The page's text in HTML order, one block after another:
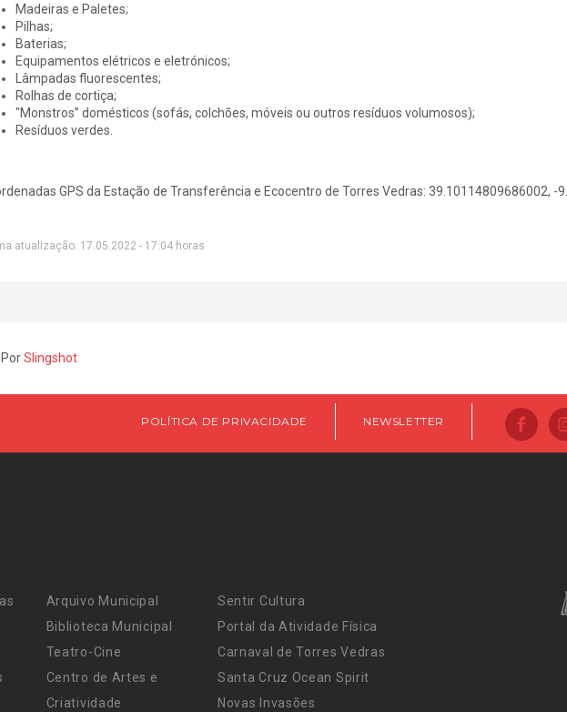
Madeiras e Paletes;
Pilhas;
Baterias;
Equipamentos elétricos e eletrónicos;
Lâmpadas fluorescentes;
Rolhas de cortiça;
"Monstros” domésticos (sofás, colchões, móveis ou outros resíduos volumosos);
Resíduos verdes.
GPS da Estação de Transferência e Ecocentro de Torres Vedras: 39.10114809686002, -
atualização: 17.05.2022 - 17:04 horas
Slingshot
POLÍTICA DE PRIVACIDADE NEWSLETTER
Arquivo Municipal
Biblioteca Municipal
Teatro-Cine
Centro de Artes e
Criatividade
Sentir Cultura
Portal da Atividade Física
Carnaval de Torres Vedras
Santa Cruz Ocean Spirit
Novas Invasões